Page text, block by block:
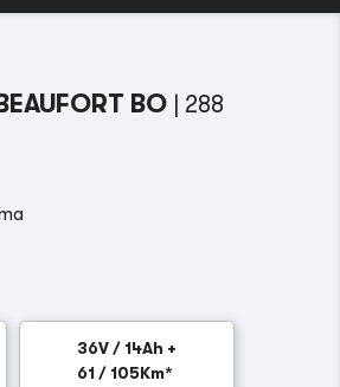
BO
| 288
36V / 14Ah +
61 / 105Km*